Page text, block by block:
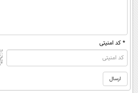
* کد امنیتی